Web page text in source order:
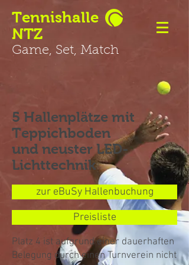
Tennishalle
NTZ
Game, Set, Match
5 Hallenplätze mit
Teppichboden
und neuster LED-
Lichttechnik
zur eBuSy Hallenbuchung
Preisliste
Platz 4 ist aufgrund einer dauerhaften
Belegung durch einen Turnverein nicht